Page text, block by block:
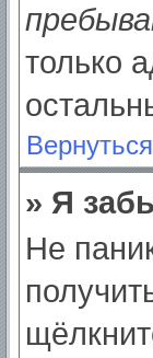
только
» Я
Не